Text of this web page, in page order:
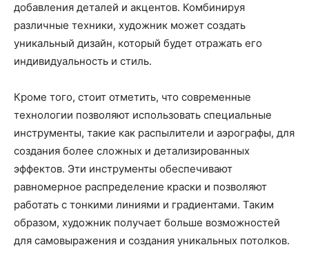
добавления деталей и акцентов. Комбинируя
различные техники, художник может создать
уникальный дизайн, который будет отражать его
индивидуальность и стиль.
Кроме того, стоит отметить, что современные
технологии позволяют использовать специальные
инструменты, такие как распылители и аэрографы, для
создания более сложных и детализированных
эффектов. Эти инструменты обеспечивают
равномерное распределение краски и позволяют
работать с тонкими линиями и градиентами. Таким
образом, художник получает больше возможностей
для самовыражения и создания уникальных потолков.